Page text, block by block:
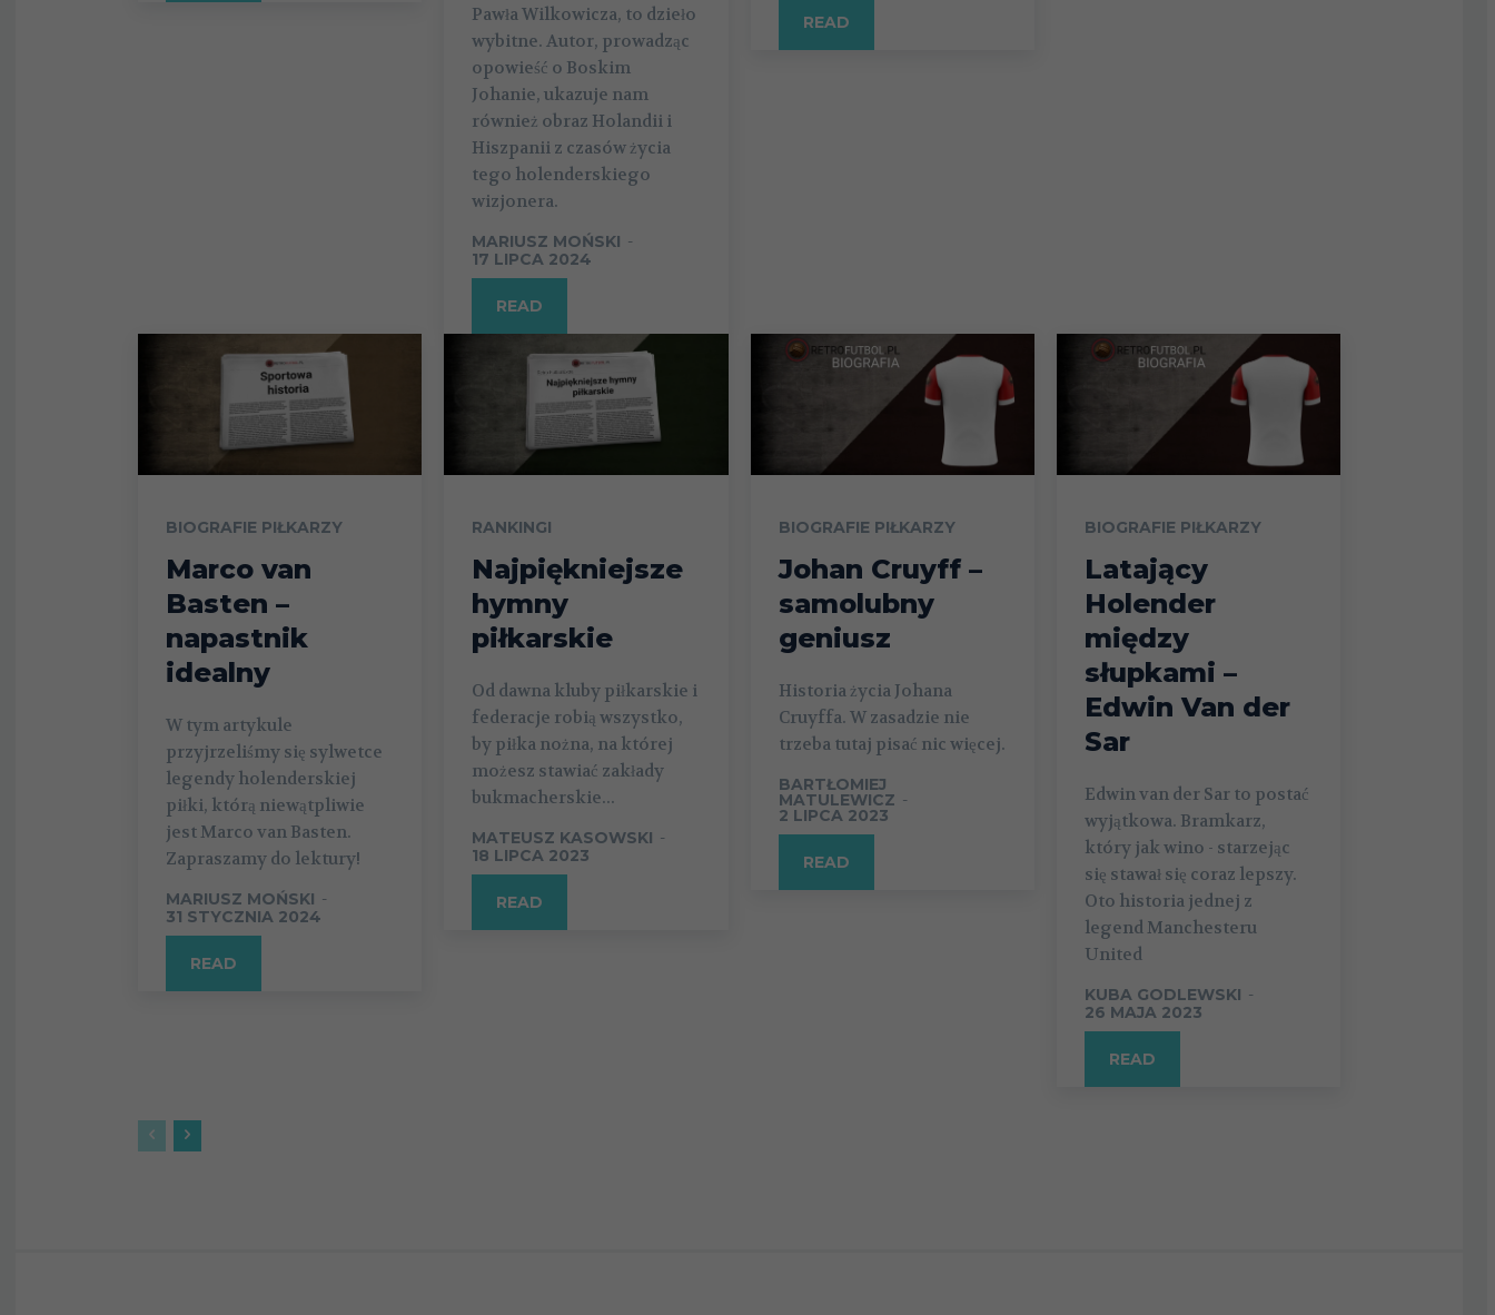
Pawła Wilkowicza, to dzieło
wybitne. Autor, prowadząc
opowieść o Boskim
Johanie, ukazuje nam
również obraz Holandii i
Hiszpanii z czasów życia
tego holenderskiego
wizjonera.
MARIUSZ MOŃSKI -
17 LIPCA 2024
READ
READ
BIOGRAFIE PIŁKARZY
Marco van
Basten –
napastnik
idealny
W tym artykule
przyjrzeliśmy się sylwetce
legendy holenderskiej
piłki, którą niewątpliwie
jest Marco van Basten.
Zapraszamy do lektury!
MARIUSZ MOŃSKI -
31 STYCZNIA 2024
READ
RANKINGI
Najpiękniejsze
hymny
piłkarskie
Od dawna kluby piłkarskie i
federacje robią wszystko,
by piłka nożna, na której
możesz stawiać zakłady
bukmacherskie...
MATEUSZ KASOWSKI -
18 LIPCA 2023
READ
BIOGRAFIE PIŁKARZY
Johan Cruyff –
samolubny
geniusz
Historia życia Johana
Cruyffa. W zasadzie nie
trzeba tutaj pisać nic więcej.
BARTŁOMIEJ
MATULEWICZ -
2 LIPCA 2023
READ
BIOGRAFIE PIŁKARZY
Latający
Holender
między
słupkami –
Edwin Van der
Sar
Edwin van der Sar to postać
wyjątkowa. Bramkarz,
który jak wino - starzejąc
się stawał się coraz lepszy.
Oto historia jednej z
legend Manchesteru
United
KUBA GODLEWSKI -
26 MAJA 2023
READ